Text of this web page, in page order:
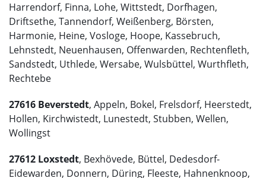
Harrendorf, Finna, Lohe, Wittstedt, Dorfhagen,
Driftsethe, Tannendorf, Weißenberg, Börsten,
Harmonie, Heine, Vosloge, Hoope, Kassebruch,
Lehnstedt, Neuenhausen, Offenwarden, Rechtenfleth,
Sandstedt, Uthlede, Wersabe, Wulsbüttel, Wurthfleth,
Rechtebe
27616 Beverstedt, Appeln, Bokel, Frelsdorf, Heerstedt,
Hollen, Kirchwistedt, Lunestedt, Stubben, Wellen,
Wollingst
27612 Loxstedt, Bexhövede, Büttel, Dedesdorf-
Eidewarden, Donnern, Düring, Fleeste, Hahnenknoop,